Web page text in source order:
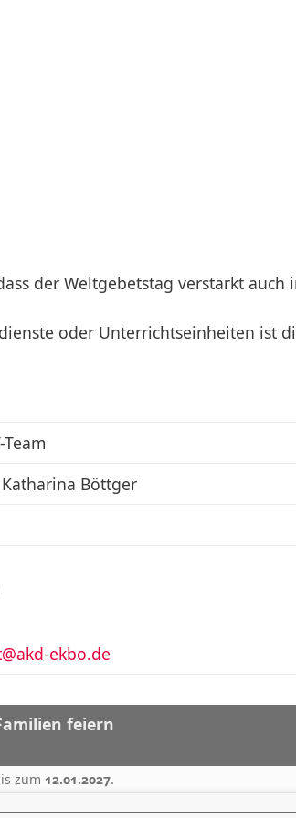
der Weltgebetstag verstärkt
oder Unterrichtseinheiten ist
Böttger
ekbo.de
feiern
zum 12.01.2027.